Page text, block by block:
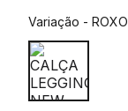
Variação - ROXO